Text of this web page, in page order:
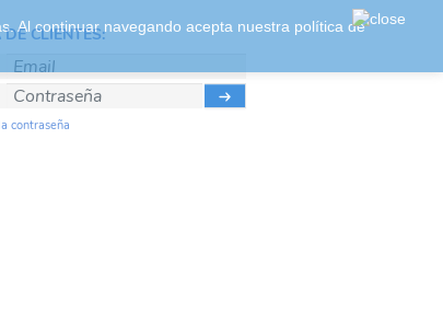
CLIENTES:
contraseña
Al continuar navegando acepta nuestra política de